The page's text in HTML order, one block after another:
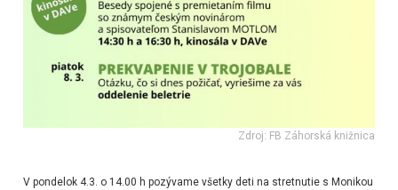
Zdroj: FB Záhorská knižnica
V pondelok 4.3. o 14.00 h pozývame všetky deti na stretnutie s Monikou